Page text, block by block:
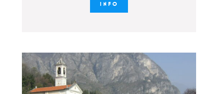
INFO